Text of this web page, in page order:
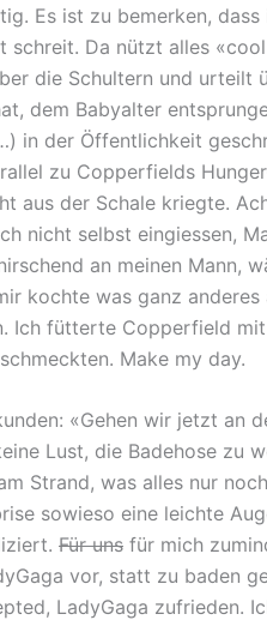
Es ist zu bemerken, dass
Da nützt alles
die Schultern und urteilt
dem Babyalter
in der Öffentlichkeit
zu Copperfields
aus der Schale kriegte.
nicht selbst eingiessen,
an meinen Mann,
kochte was ganz
Ich fütterte Copperfield
Make my day.
«Gehen wir jetzt an
Lust, die Badehose zu
Strand, was alles nur
sowieso eine leichte
Für uns für mich
vor, statt zu baden
LadyGaga zufrieden.